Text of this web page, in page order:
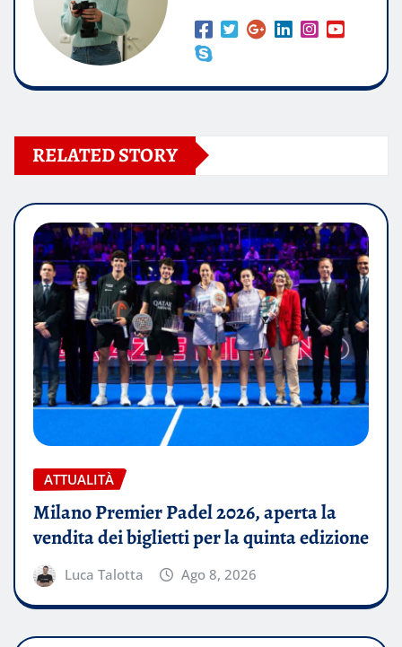
RELATED STORY
ATTUALITÀ
Milano Premier Padel 2026, aperta la
vendita dei biglietti per la quinta edizione
Luca Talotta Ago 8, 2026